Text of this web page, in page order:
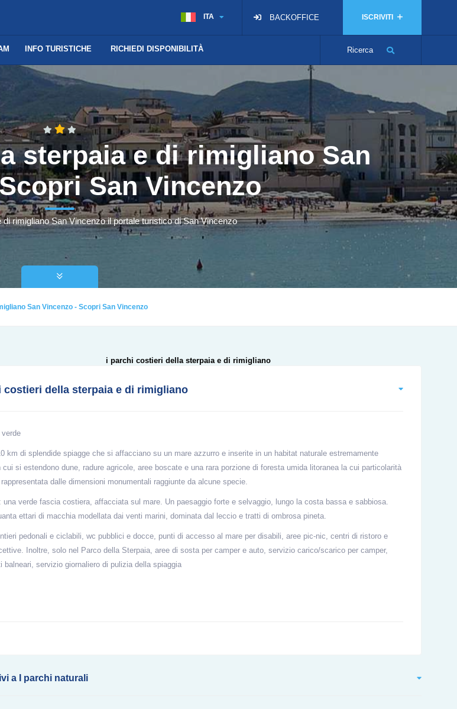
ISCRIVITI
BACKOFFICE
ITA
Ricerca
INFO TURISTICHE RICHIEDI DISPONIBILITÀ
sterpaia e di rimigliano San
San Vincenzo
rimigliano San Vincenzo il portale turistico di San Vincenzo
San Vincenzo - Scopri San Vincenzo
costieri della sterpaia e di rimigliano
verde
km di splendide spiagge che si affacciano su un mare azzurro e inserite in un habitat naturale estremamente
cui si estendono dune, radure agricole, aree boscate e una rara porzione di foresta umida litoranea la cui particolarità
dalle dimensioni monumentali raggiunte da alcune specie.
una verde fascia costiera, affacciata sul mare. Un paesaggio forte e selvaggio, lungo la costa bassa e sabbiosa.
ettari di macchia modellata dai venti marini, dominata dal leccio e tratti di ombrosa pineta.
pedonali e ciclabili, wc pubblici e docce, punti di accesso al mare per disabili, aree pic-nic, centri di ristoro e
Inoltre, solo nel Parco della Sterpaia, aree di sosta per camper e auto, servizio carico/scarico per camper,
balneari, servizio giornaliero di pulizia della spiaggia
a I parchi naturali